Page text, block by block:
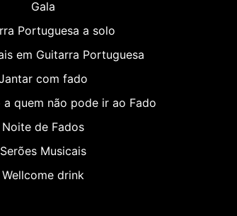
Gala
Portuguesa a solo
em Guitarra Portuguesa
com fado
a quem não pode ir ao Fado
Noite de Fados
Serões Musicais
Wellcome drink